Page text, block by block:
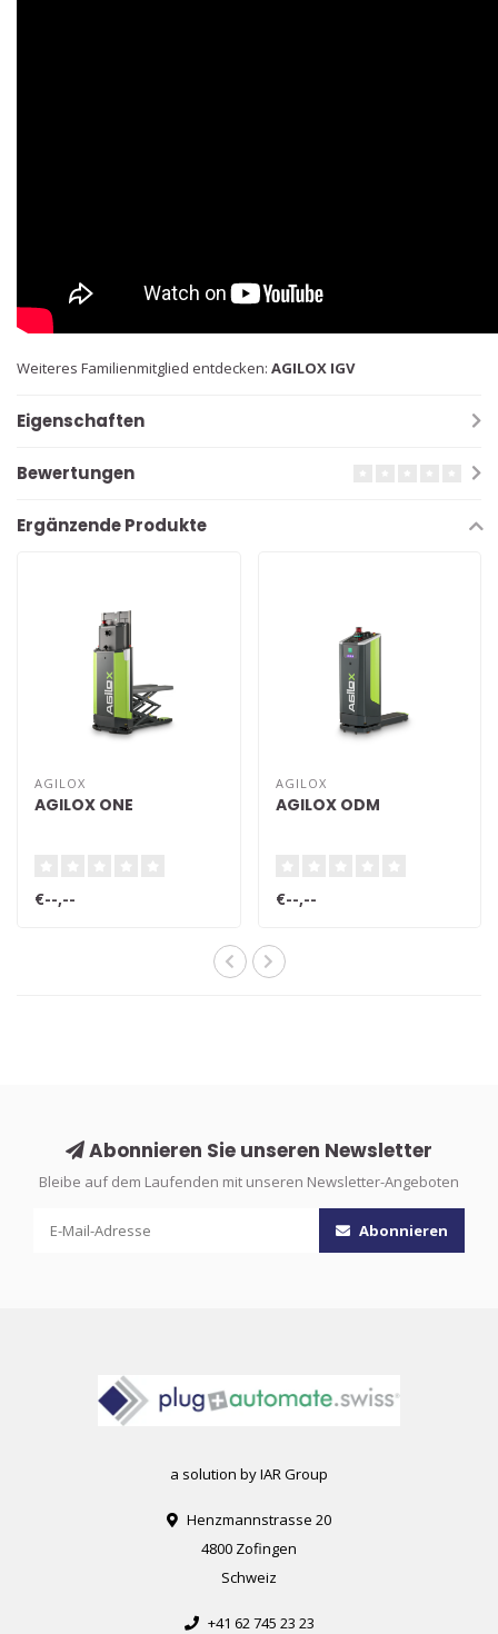
Weiteres Familienmitglied entdecken: AGILOX IGV
Eigenschaften
Bewertungen
Ergänzende Produkte
AGILOX
AGILOX ONE
€--,--
AGILOX
AGILOX ODM
€--,--
Abonnieren Sie unseren Newsletter
Bleibe auf dem Laufenden mit unseren Newsletter-Angeboten
Abonnieren
a solution by IAR Group
Henzmannstrasse 20
4800 Zofingen
Schweiz
+41 62 745 23 23